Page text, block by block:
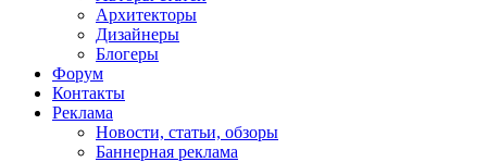
Архитекторы
Дизайнеры
Блогеры
Форум
Контакты
Реклама
Новости, статьи, обзоры
Баннерная реклама